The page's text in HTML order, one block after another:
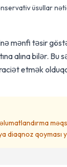
üsullar
mənfi təsir
alına bilər.
etmək
diaqnoz qoyması